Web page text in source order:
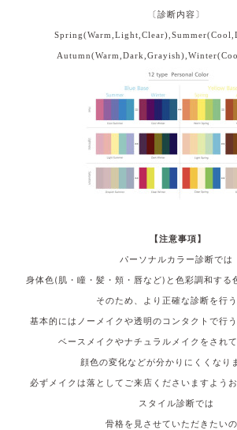
〔診断内容〕
Spring(Warm,Light,Clear),
Autumn(Warm,Dark,Grayish),
【注意事項】
パーソナルカラー診断では
身体色(肌・瞳・髪・頬・唇など)と色彩調和する
そのため、より正確な診断を行
基本的にはノーメイクや透明のコンタクトで行
ベースメイクやナチュラルメイクをされ
顔色の変化などが分かりにくくなり
必ずメイクは落としてご来店くださいますよう
スタイル診断では
骨格を見させていただきたい